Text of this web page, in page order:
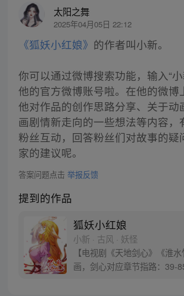
太阳之舞
2025年04月05日 22:12
《狐妖小红娘》 的作者叫小新。
你可以通过微博搜索功能，输入“
他的官方微博账号啦。在他的微博
他对作品的创作思路分享、关于动
画剧情新走向的一些想法等内容，
粉丝互动，回答粉丝们对故事的疑
家的建议呢。
答案问题点击 举报反馈
提到的作品
狐妖小红娘
小新 · 古风 · 妖怪
【电视剧《天地剑心》《淮
画，剑心对应章节指路：39-